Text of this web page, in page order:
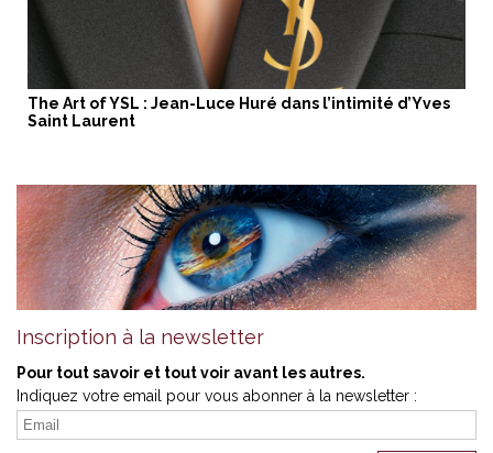
The Art of YSL : Jean-Luce Huré dans l’intimité d’Yves
Saint Laurent
Inscription à la newsletter
Pour tout savoir et tout voir avant les autres.
Indiquez votre email pour vous abonner à la newsletter :